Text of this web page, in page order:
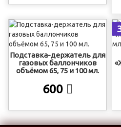
Подставка-держатель для
газовых баллончиков
объёмом 65, 75 и 100 мл.
600